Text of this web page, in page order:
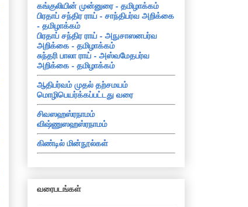
கங்குலியின் முன்னுரை - தமிழாக்கம்
பிரதாப் சந்திர ராய் - சாந்திபர்வ அறிக்கை
- தமிழாக்கம்
பிரதாப் சந்திர ராய் - அநுசாஸனபர்வ
அறிக்கை - தமிழாக்கம்
சுந்தரி பாலா ராய் - அஸ்வமேதபர்வ
அறிக்கை - தமிழாக்கம்
ஆதிபர்வம் முதல் தற்சமயம்
மொழிபெயர்க்கப்பட்டது வரை
சிவஸஹஸ்ரநாமம்
விஷ்ணுஸஹஸ்ரநாமம்
கிண்டில் மின்நூல்கள்
வரைபடங்கள்